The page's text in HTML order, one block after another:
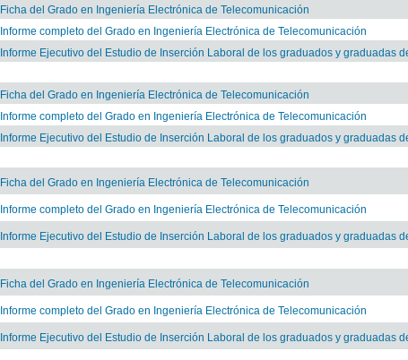
Ficha del Grado en Ingeniería Electrónica de Telecomunicación
Informe completo del Grado en Ingeniería Electrónica de Telecomunicación
Informe Ejecutivo del Estudio de Inserción Laboral de los graduados y graduadas
Ficha del Grado en Ingeniería Electrónica de Telecomunicación
Informe completo del Grado en Ingeniería Electrónica de Telecomunicación
Informe Ejecutivo del Estudio de Inserción Laboral de los graduados y graduadas
Ficha del Grado en Ingeniería Electrónica de Telecomunicación
Informe completo del Grado en Ingeniería Electrónica de Telecomunicación
Informe Ejecutivo del Estudio de Inserción Laboral de los graduados y graduadas
Ficha del Grado en Ingeniería Electrónica de Telecomunicación
Informe completo del Grado en Ingeniería Electrónica de Telecomunicación
Informe Ejecutivo del Estudio de Inserción Laboral de los graduados y graduadas